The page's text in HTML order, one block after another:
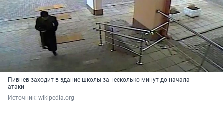
Пивнев заходит в здание школы за несколько минут до начала
атаки
Источник: wikipedia.org